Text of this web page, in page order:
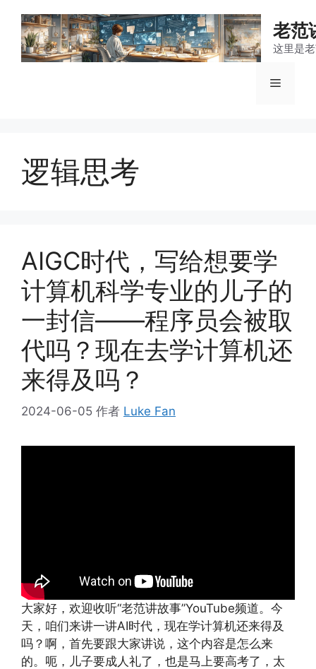
老范
这里是
菜
逻辑思考
AIGC时代，写给想要学
计算机科学专业的儿子的
一封信——程序员会被取
代吗？现在去学计算机还
来得及吗？
2024-06-05 作者 Luke Fan
大家好，欢迎收听“老范讲故事”YouTube频道。今
天，咱们来讲一讲AI时代，现在学计算机还来得及
吗？啊，首先要跟大家讲说，这个内容是怎么来
的。呃，儿子要成人礼了，也是马上要高考了，太